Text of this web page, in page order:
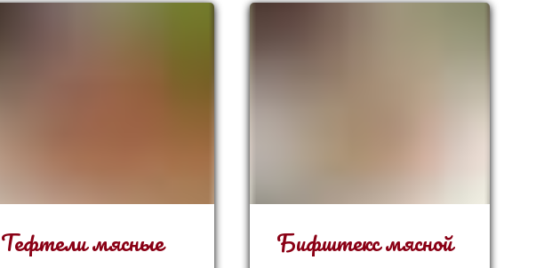
Тефтели мясные Бифштекс мясной